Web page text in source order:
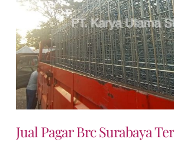
Jual Pagar Brc Surabaya